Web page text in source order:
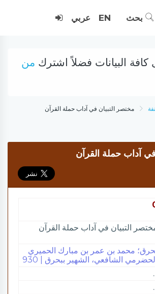
بحث EN عربي
البيانات فضلاً اشترك من
مختصر التبيان في آداب حملة القرآن
آداب حملة القرآن
التبيان في آداب حملة القرآن
محمد بن عمر بن مبارك الحميري
الشافعي، الشهير ببحرق | 930